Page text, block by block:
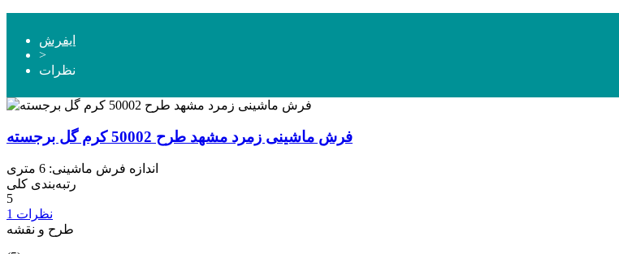
ایفرش
>
نظرات
فرش ماشینی زمرد مشهد طرح 50002 کرم گل برجسته
اندازه فرش ماشینی: 6 متری
رتبه‌بندی کلی
5
1 نظرات
طرح و نقشه